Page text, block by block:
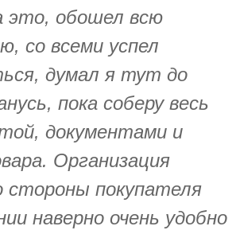
это, обошел всю
со всеми успел
думал я тут до
пока соберу весь
документами и
Организация
стороны покупателя
наверно очень удобно